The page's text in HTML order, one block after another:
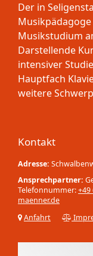
Der in
Musikstudium
Darstellende
intensiver
Hauptfach
weitere
Kontakt
Adresse:
Ansprechpartner:
Telefonnummer:+49
maenner.de
Anfahrt